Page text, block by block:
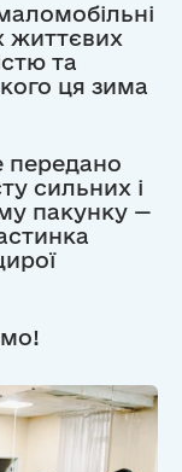
життєвих
та
ця зима
передано
сильних і
пакунку —